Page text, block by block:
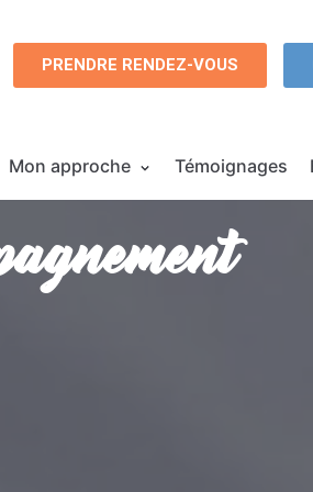
PRENDRE RENDEZ-VOUS
Mon approche Témoignages